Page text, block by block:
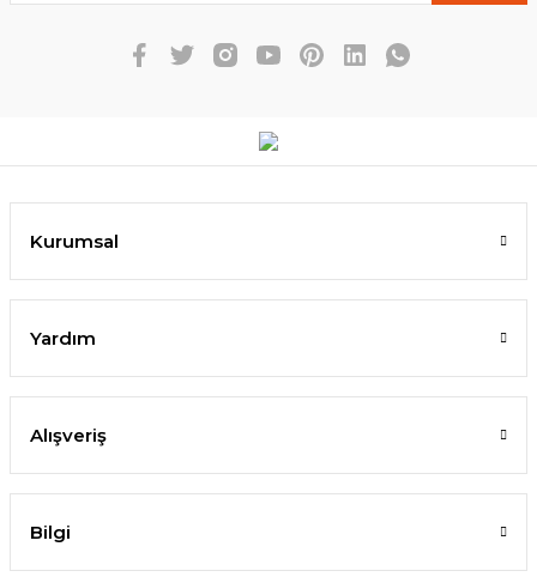
Kurumsal
Yardım
Alışveriş
Bilgi